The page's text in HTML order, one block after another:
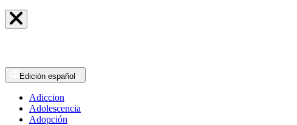
Edición español
Adiccion
Adolescencia
Adopción